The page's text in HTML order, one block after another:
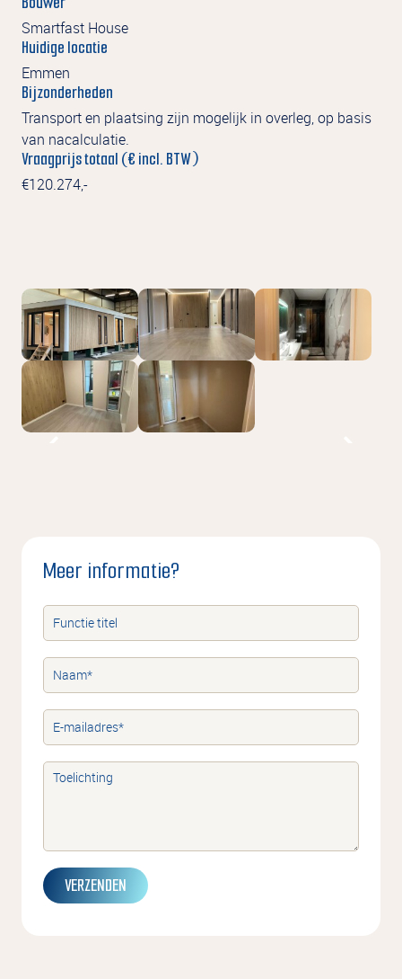
Smartfast House
Huidige locatie
Emmen
Bijzonderheden
Transport en plaatsing zijn mogelijk in overleg, op basis
van nacalculatie.
Vraagprijs totaal (€ incl. BTW)
€120.274,-
Meer informatie?
VERZENDEN